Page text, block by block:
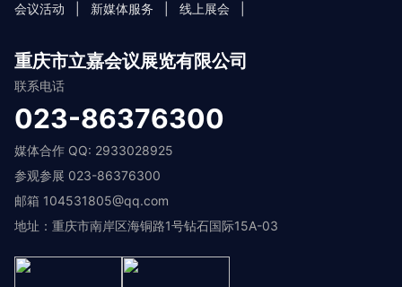
会议活动
新媒体服务 线上展会
重庆市立嘉会议展览有限公司
联系电话
023-86376300
媒体合作 QQ: 2933028925
参观参展 023-86376300
邮箱 104531805@qq.com
地址：重庆市南岸区海铜路1号钻石国际15A-03